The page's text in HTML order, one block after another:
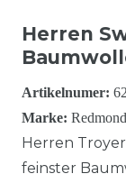
Herren
Artikelnumer:
Marke: Redmond
Herren
feinster